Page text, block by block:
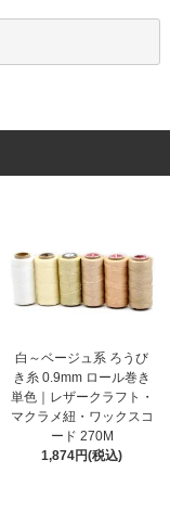
白～ベージュ系 ろうび
き糸 0.9mm ロール巻き
単色｜レザークラフト・
マクラメ紐・ワックスコ
ード 270M
1,874円(税込)